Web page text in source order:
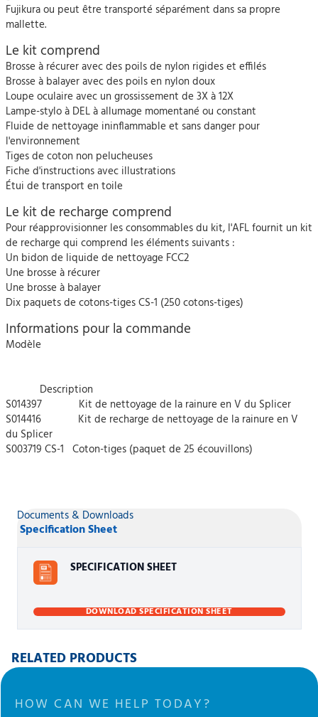
Fujikura ou peut être transporté séparément dans sa propre
mallette.
Le kit comprend
Brosse à récurer avec des poils de nylon rigides et effilés
Brosse à balayer avec des poils en nylon doux
Loupe oculaire avec un grossissement de 3X à 12X
Lampe-stylo à DEL à allumage momentané ou constant
Fluide de nettoyage ininflammable et sans danger pour
l'environnement
Tiges de coton non pelucheuses
Fiche d'instructions avec illustrations
Étui de transport en toile
Le kit de recharge comprend
Pour réapprovisionner les consommables du kit, l'AFL fournit un kit
de recharge qui comprend les éléments suivants :
Un bidon de liquide de nettoyage FCC2
Une brosse à récurer
Une brosse à balayer
Dix paquets de cotons-tiges CS-1 (250 cotons-tiges)
Informations pour la commande
Modèle
Description
S014397 Kit de nettoyage de la rainure en V du Splicer
S014416 Kit de recharge de nettoyage de la rainure en V
du Splicer
S003719 CS-1 Coton-tiges (paquet de 25 écouvillons)
Documents & Downloads
Specification Sheet
SPECIFICATION SHEET
DOWNLOAD SPECIFICATION SHEET
RELATED PRODUCTS
HOW CAN WE HELP TODAY?